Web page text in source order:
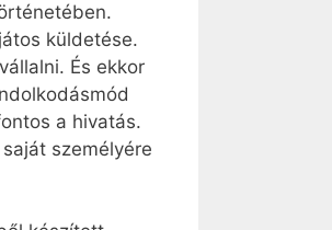
küldetése.
És ekkor
a hivatás.
személyére